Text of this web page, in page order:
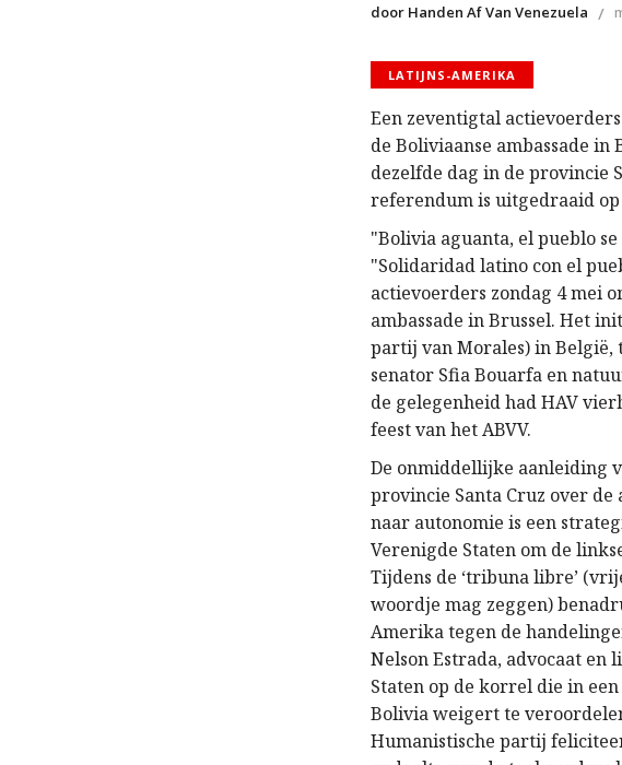
door Handen Af Van Venezuela
LATIJNS-AMERIKA
Een zeventigtal
de Boliviaanse ambassade
dezelfde dag in de provincie
referendum is uitgedraaid
"Bolivia aguanta, el pueblo
"Solidaridad latino con el
actievoerders zondag 4 mei
ambassade in Brussel. Het
partij van Morales) in
senator Sfia Bouarfa en
de gelegenheid had HAV
feest van het ABVV.
De onmiddellijke aanleiding
provincie Santa Cruz over
naar autonomie is een
Verenigde Staten om de
Tijdens de ‘tribuna libre’
woordje mag zeggen)
Amerika tegen de
Nelson Estrada, advocaat en
Staten op de korrel die in
Bolivia weigert te
Humanistische partij